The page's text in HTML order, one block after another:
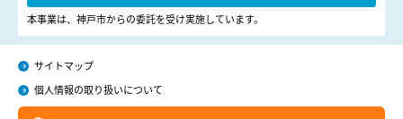
本事業は、神戸市からの委託を受け実施しています。
サイトマップ
個人情報の取り扱いについて